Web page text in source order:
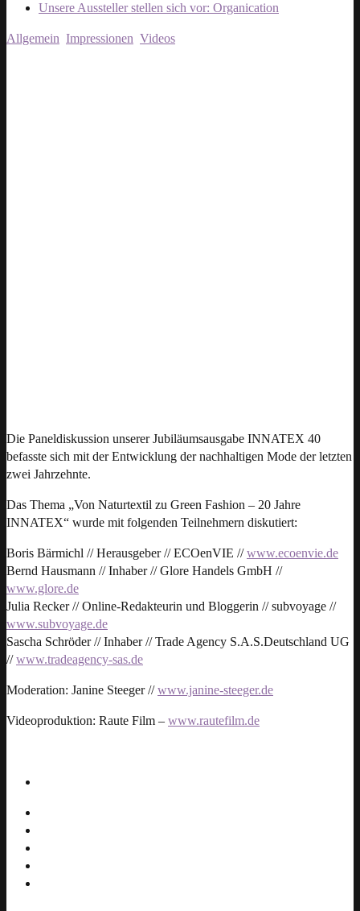
Unsere Aussteller stellen sich vor: Organication
Allgemein Impressionen Videos
Die Paneldiskussion unserer Jubiläumsausgabe INNATEX 40
befasste sich mit der Entwicklung der nachhaltigen Mode der letzten
zwei Jahrzehnte.
Das Thema „Von Naturtextil zu Green Fashion – 20 Jahre
INNATEX“ wurde mit folgenden Teilnehmern diskutiert:
Boris Bärmichl // Herausgeber // ECOenVIE //www.ecoenvie.de
Bernd Hausmann // Inhaber // Glore Handels GmbH //
www.glore.de
Julia Recker // Online-Redakteurin und Bloggerin // subvoyage //
www.subvoyage.de
Sascha Schröder // Inhaber // Trade Agency S.A.S.Deutschland UG
//www.tradeagency-sas.de
Moderation: Janine Steeger //www.janine-steeger.de
Videoproduktion: Raute Film – www.rautefilm.de